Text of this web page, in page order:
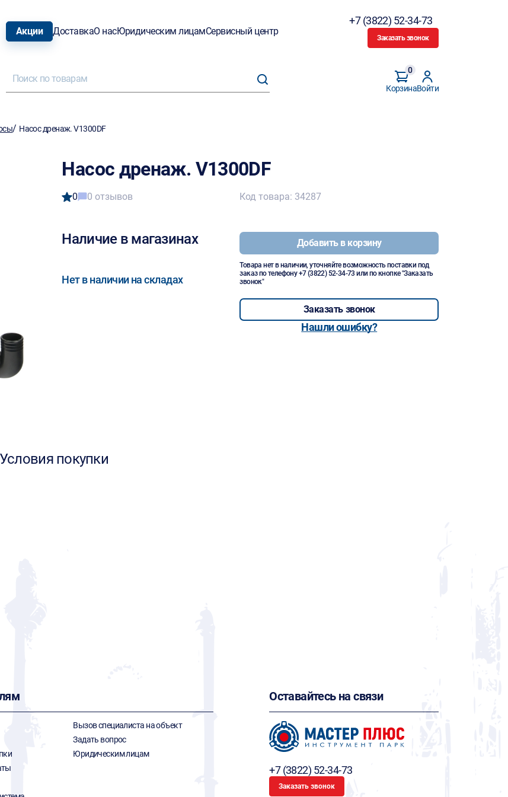
Акции ДоставкаО насЮридическим лицамСервисный центр
+7 (3822) 52-34-73
Заказать звонок
Корзина
0
Войти
/ Насос дренаж. V1300DF
Насос дренаж. V1300DF
0 0 отзывов
Наличие в магазинах
Нет в наличии на складах
Код товара: 34287
Добавить в корзину
Товара нет в наличии, уточняйте возможность поставки под
заказ по телефону+7 (3822) 52-34-73 или по кнопке "Заказать
звонок"
Заказать звонок
Нашли ошибку?
Условия покупки
Вызов специалиста на объект
Задать вопрос
Юридическим лицам
Оставайтесь на связи
+7 (3822) 52-34-73
Заказать звонок